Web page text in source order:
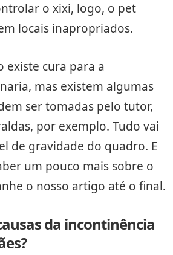
o xixi, logo, o pet
locais inapropriados.
existe cura para a
mas existem algumas
ser tomadas pelo tutor,
por exemplo. Tudo vai
de gravidade do quadro. E
um pouco mais sobre o
o nosso artigo até o final.
da incontinência